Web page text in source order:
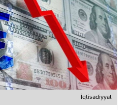
İqtisadiyyat